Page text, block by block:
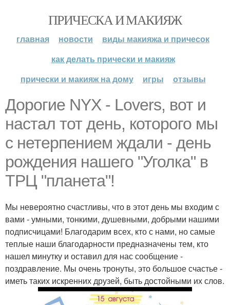
ПРИЧЕСКА И МАКИЯЖ
главная новости
виды макияжа и причесок
как делать прически и макияж
прически и макияж на дому
игры отзывы
Дорогие NYX - Lovers, вот и
настал тот день, которого мы
с нетерпением ждали - день
рождения нашего "Уголка" в
ТРЦ "планета"!
Мы невероятно счастливы, что в этот день мы входим с
вами - умными, тонкими, душевными, добрыми нашими
подписчицами! Благодарим всех, кто с нами, но самые
теплые наши благодарности предназначены тем, кто
нашел минутку и оставил для нас сообщение -
поздравление. Мы очень тронуты, это большое счастье -
иметь таких искренних друзей, быть достойными их слов.